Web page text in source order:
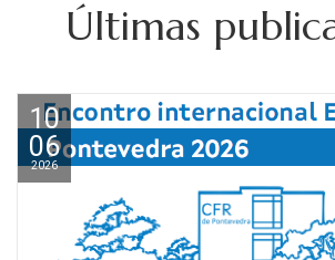
Últimas
10
06
2026